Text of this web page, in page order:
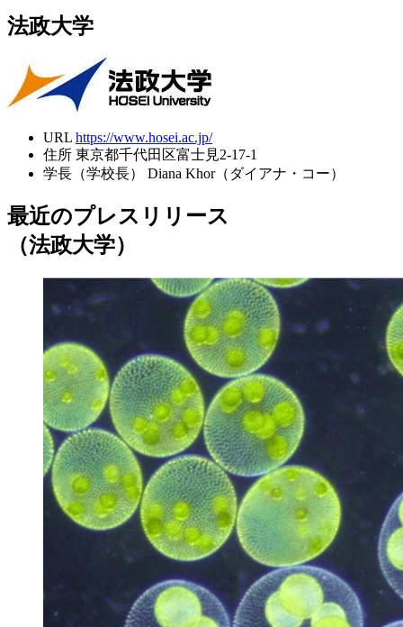
法政大学
URL https://www.hosei.ac.jp/
住所 東京都千代田区富士見2-17-1
学長（学校長）
Diana Khor（ダイアナ・コー）
最近のプレスリリース
（法政大学）